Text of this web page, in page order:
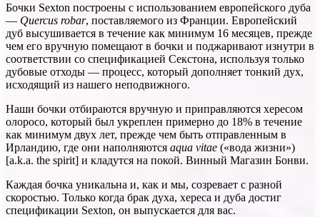
Бочки Sexton построены с использованием европейского дуба
— Quercus robar, поставляемого из Франции. Европейский
дуб высушивается в течение как минимум 16 месяцев, прежде
чем его вручную помещают в бочки и поджаривают изнутри в
соответствии со спецификацией Секстона, используя только
дубовые отходы — процесс, который дополняет тонкий дух,
исходящий из нашего неподвижного.
Наши бочки отбираются вручную и приправляются хересом
олоросо, который был укреплен примерно до 18% в течение
как минимум двух лет, прежде чем быть отправленным в
Ирландию, где они наполняются aqua vitae («вода жизни»)
[a.k.a. the spirit] и кладутся на покой. Винный Магазин Бонви.
Каждая бочка уникальна и, как и мы, созревает с разной
скоростью. Только когда брак духа, хереса и дуба достиг
спецификации Sexton, он выпускается для вас.